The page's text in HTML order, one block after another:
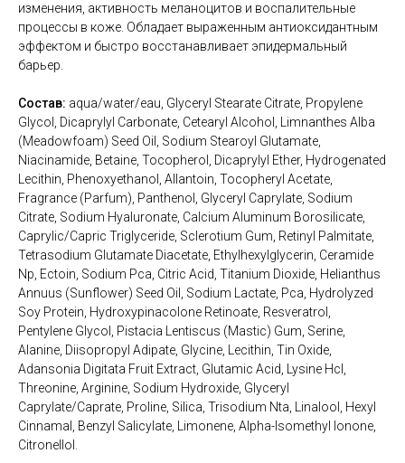
изменения, активность меланоцитов и воспалительные
процессы в коже. Обладает выраженным антиоксидантным
эффектом и быстро восстанавливает эпидермальный
барьер.
Состав: aqua/water/eau, Glyceryl Stearate Citrate, Propylene
Glycol, Dicaprylyl Carbonate, Cetearyl Alcohol, Limnanthes Alba
(Meadowfoam) Seed Oil, Sodium Stearoyl Glutamate,
Niacinamide, Betaine, Tocopherol, Dicaprylyl Ether, Hydrogenated
Lecithin, Phenoxyethanol, Allantoin, Tocopheryl Acetate,
Fragrance (Parfum), Panthenol, Glyceryl Caprylate, Sodium
Citrate, Sodium Hyaluronate, Calcium Aluminum Borosilicate,
Caprylic/Capric Triglyceride, Sclerotium Gum, Retinyl Palmitate,
Tetrasodium Glutamate Diacetate, Ethylhexylglycerin, Ceramide
Np, Ectoin, Sodium Pca, Citric Acid, Titanium Dioxide, Helianthus
Annuus (Sunflower) Seed Oil, Sodium Lactate, Pca, Hydrolyzed
Soy Protein, Hydroxypinacolone Retinoate, Resveratrol,
Pentylene Glycol, Pistacia Lentiscus (Mastic) Gum, Serine,
Alanine, Diisopropyl Adipate, Glycine, Lecithin, Tin Oxide,
Adansonia Digitata Fruit Extract, Glutamic Acid, Lysine Hcl,
Threonine, Arginine, Sodium Hydroxide, Glyceryl
Caprylate/Caprate, Proline, Silica, Trisodium Nta, Linalool, Hexyl
Cinnamal, Benzyl Salicylate, Limonene, Alpha-Isomethyl Ionone,
Citronellol.